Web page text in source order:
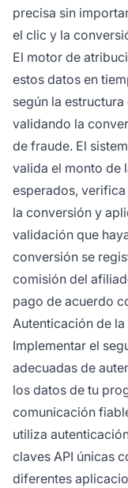
precisa sin
el clic y la
El motor de
estos datos en
según la
validando la
de fraude. El
valida el monto de
esperados,
la conversión y
validación que
conversión se
comisión del
pago de acuerdo
Autenticación de
Implementar el
adecuadas de
los datos de tu
comunicación
utiliza
claves API únicas
diferentes